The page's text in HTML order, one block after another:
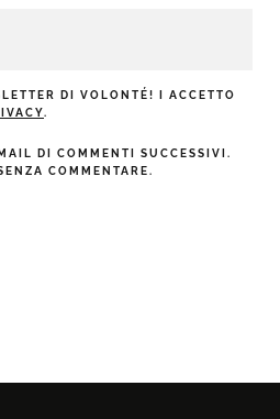
DI VOLONTÉ! I ACCETTO
.
DI COMMENTI SUCCESSIVI.
COMMENTARE.